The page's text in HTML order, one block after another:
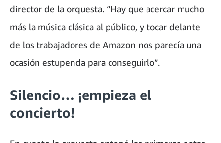
director de la orquesta. “Hay que acercar mucho
más la música clásica al público, y tocar delante
de los trabajadores de Amazon nos parecía una
ocasión estupenda para conseguirlo”.
Silencio… ¡empieza el
concierto!